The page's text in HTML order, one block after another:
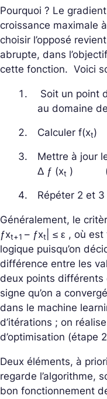
Pourquoi ? Le
croissance maximale
choisir l’opposé
abrupte, dans
cette fonction. Voici
Soit un point
au domaine de
Calculer f(xt)
Mettre à jour
Δ ƒ (xt )
Répéter 2 et 3
Généralement, le
ƒxt+1 – ƒxt | ≤ ε , où est
logique puisqu’on
différence entre les
deux points
signe qu’on a
dans le machine
d’itérations ; on
d’optimisation (étape
Deux éléments, à
regarde l’algorithme,
bon fonctionnement